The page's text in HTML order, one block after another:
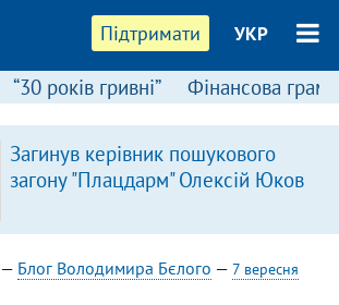
Підтримати УКР
“30 років гривні” Фінансова
Загинув керівник пошукового
загону "Плацдарм" Олексій Юков
— Блог Володимира Бєлого — 7 вересня